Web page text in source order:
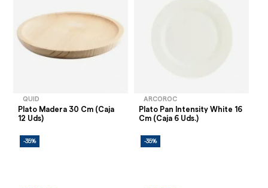
QUID
Plato Madera 30 Cm (Caja
12 Uds)
-35%
ARCOROC
Plato Pan Intensity White 16
Cm (Caja 6 Uds.)
-35%